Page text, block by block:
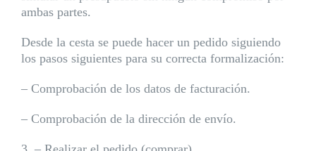
ambas partes.
Desde la cesta se puede hacer un pedido siguiendo
los pasos siguientes para su correcta formalización:
– Comprobación de los datos de facturación.
– Comprobación de la dirección de envío.